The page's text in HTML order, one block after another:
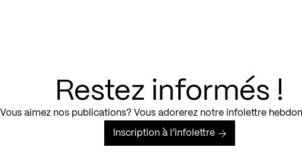
Restez informés !
Vous aimez nos publications? Vous adorerez notre infolettre
Inscription à l’infolettre